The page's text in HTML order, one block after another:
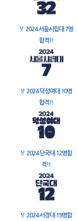
🏅 2024 서울시립대 7명
합격!!
🏅 2024 덕성여대 10명
합격!!
🏅 2024 단국대 12명합
격!!
🏅 2024 서경대 19명합